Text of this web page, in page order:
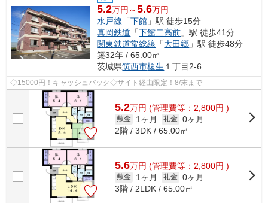
5.2万円～5.6万円
水戸線 「下館 」駅 徒歩15分
真岡鉄道 「下館二高前 」駅 徒歩41分
関東鉄道常総線 「大田郷 」駅 徒歩48分
築32年 / 65.00㎡
茨城県筑西市榎生 １丁目2-6
◇15000円！キャッシュバック◇サイト経由限定！8/末まで
5.2万円 (管理費等：2,800円 )
敷金 1ヶ月 礼金 0ヶ月
2階 / 3DK / 65.00㎡
5.6万円 (管理費等：2,800円 )
敷金 1ヶ月 礼金 0ヶ月
3階 / 2LDK / 65.00㎡